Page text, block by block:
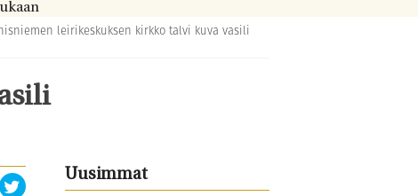
leirikeskuksen kirkko talvi kuva vasili
Uusimmat